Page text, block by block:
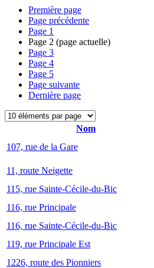
Première page
Page précédente
Page 1
Page 2 (page actuelle)
Page 3
Page 4
Page 5
Page suivante
Dernière page
Nom
107, rue de la Gare
11, route Neigette
115, rue Sainte-Cécile-du-Bic
116, rue Principale
116, rue Sainte-Cécile-du-Bic
119, rue Principale Est
1226, route des Pionniers